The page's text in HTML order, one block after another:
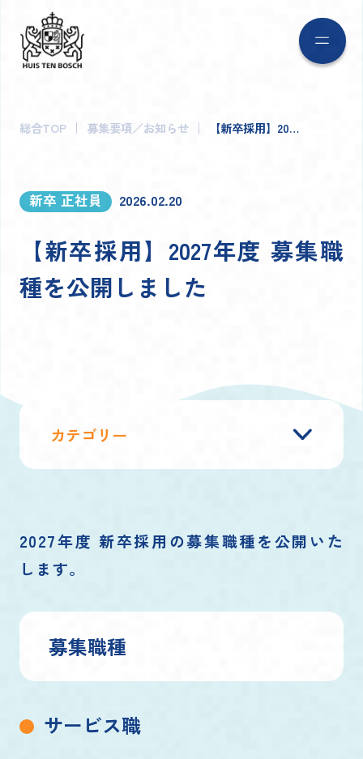
総合TOP 募集要項／お知らせ 【新卒採用】20…
新卒 正社員 2026.02.20
【新卒採用】2027年度 募集職
種を公開しました
カテゴリー
2027年度 新卒採用の募集職種を公開いた
します。
募集職種
サービス職